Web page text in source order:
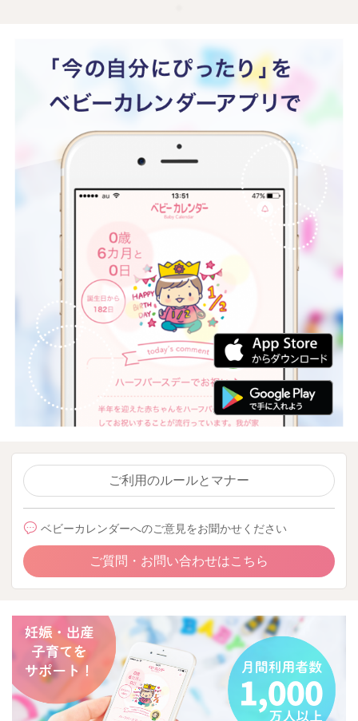
ご利用のルールとマナー
ベビーカレンダーへのご意見をお聞かせください
ご質問・お問い合わせはこちら